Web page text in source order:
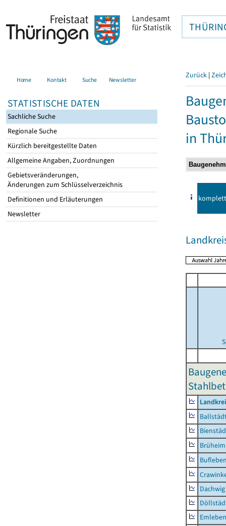
Home Kontakt Suche Newsletter
STATISTISCHE DATEN
Sachliche Suche
Regionale Suche
Kürzlich bereitgestellte Daten
Allgemeine Angaben, Zuordnungen
Gebietsveränderungen,
Änderungen zum Schlüsselverzeichnis
Definitionen und Erläuterungen
Newsletter
Zurück |
in
komplett
Brüheim
Dachwig
Emleben